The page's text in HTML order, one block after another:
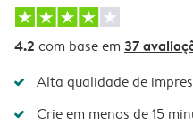
4.2 com base em 37
Alta qualidade de
Crie em menos de 15